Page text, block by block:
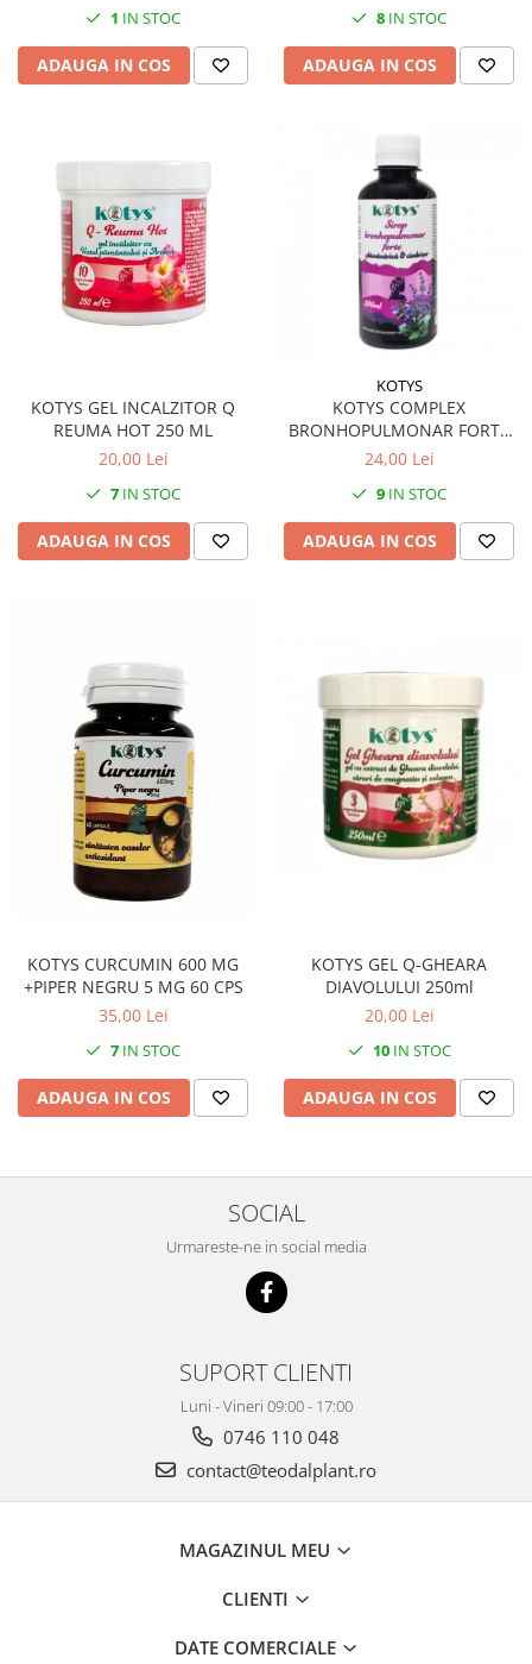
1 IN STOC
ADAUGA IN COS
8 IN STOC
ADAUGA IN COS
KOTYS GEL INCALZITOR Q
REUMA HOT 250 ML
20,00 Lei
7 IN STOC
ADAUGA IN COS
KOTYS
KOTYS COMPLEX
BRONHOPULMONAR FORTE
SIROP 200 ML
24,00 Lei
9 IN STOC
ADAUGA IN COS
KOTYS CURCUMIN 600 MG
+PIPER NEGRU 5 MG 60 CPS
35,00 Lei
7 IN STOC
ADAUGA IN COS
KOTYS GEL Q-GHEARA
DIAVOLULUI 250ml
20,00 Lei
10IN STOC
ADAUGA IN COS
SOCIAL
Urmareste-ne in social media
SUPORT CLIENTI
Luni - Vineri 09:00 - 17:00
0746 110 048
contact@teodalplant.ro
MAGAZINUL MEU
CLIENTI
DATE COMERCIALE